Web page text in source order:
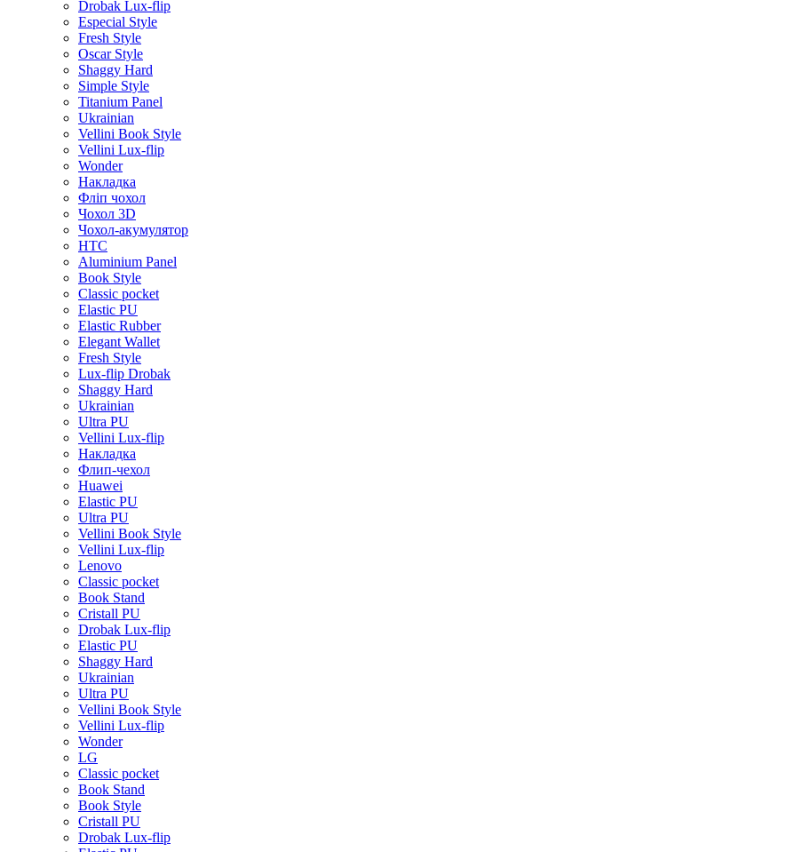
Drobak Lux-flip
Especial Style
Fresh Style
Oscar Style
Shaggy Hard
Simple Style
Titanium Panel
Ukrainian
Vellini Book Style
Vellini Lux-flip
Wonder
Накладка
Фліп чохол
Чохол 3D
Чохол-акумулятор
HTC
Aluminium Panel
Book Style
Classic pocket
Elastic PU
Elastic Rubber
Elegant Wallet
Fresh Style
Lux-flip Drobak
Shaggy Hard
Ukrainian
Ultra PU
Vellini Lux-flip
Накладка
Флип-чехол
Huawei
Elastic PU
Ultra PU
Vellini Book Style
Vellini Lux-flip
Lenovo
Classic pocket
Book Stand
Cristall PU
Drobak Lux-flip
Elastic PU
Shaggy Hard
Ukrainian
Ultra PU
Vellini Book Style
Vellini Lux-flip
Wonder
LG
Classic pocket
Book Stand
Book Style
Cristall PU
Drobak Lux-flip